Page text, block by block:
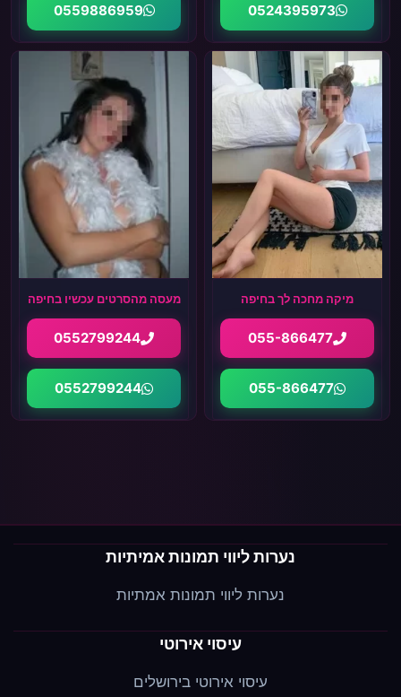
0524395973
0559886959
מיקה מחכה לך בחיפה
055-866477
055-866477
מעסה מהסרטים עכשיו בחיפה
0552799244
0552799244
נערות ליווי תמונות אמיתיות
נערות ליווי תמונות אמתיות
עיסוי אירוטי
עיסוי אירוטי בירושלים